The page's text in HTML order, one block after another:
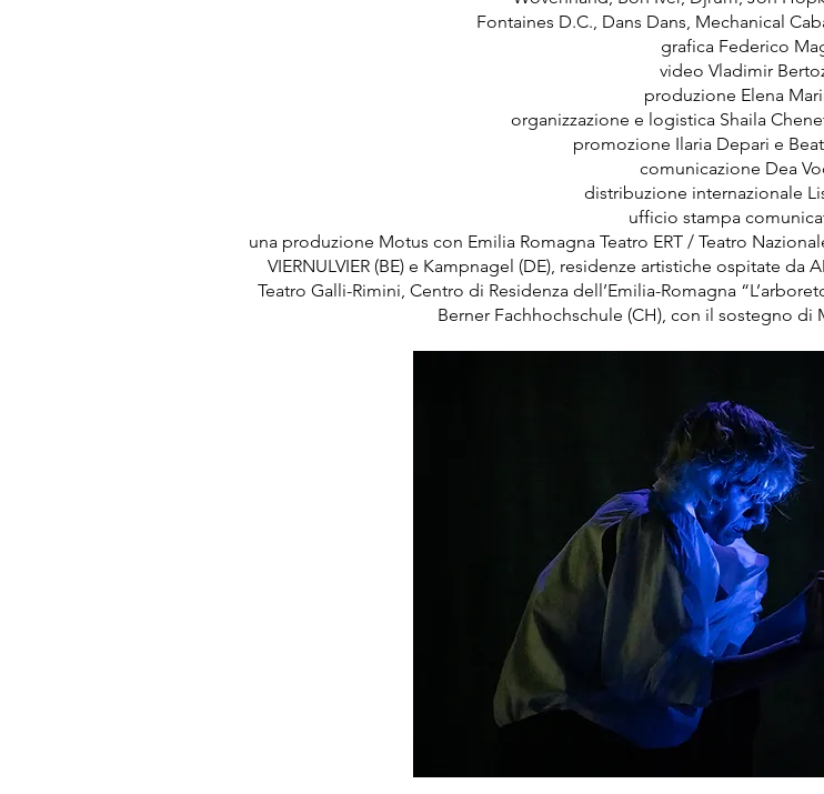
Fontaines D.C., Dans Dans, Mechanical
grafica Federico
video Vladimir
produzione Elena
organizzazione e logistica Shaila
promozione Ilaria Depari e
comunicazione Dea
distribuzione internazionale
ufficio stampa
una produzione Motus con Emilia Romagna Teatro ERT / Teatro
VIERNULVIER (BE) e Kampnagel (DE), residenze artistiche ospitate
Teatro Galli-Rimini, Centro di Residenza dell’Emilia-Romagna
Berner Fachhochschule (CH), con il sostegno di